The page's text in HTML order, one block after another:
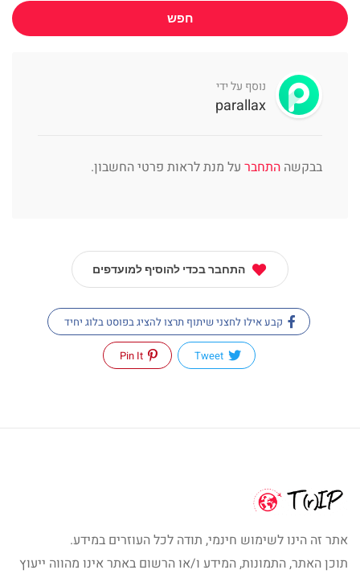
חפש
נוסף על ידי
parallax
בבקשה התחבר על מנת לראות פרטי החשבון.
התחבר בכדי להוסיף למועדפים
קבע אילו לחצני שיתוף תרצו להציג בפוסט בלוג יחיד
Tweet
Pin It
אתר זה הינו לשימוש חינמי, תודה לכל העוזרים במידע.
תוכן האתר, התמונות, המידע ו/או הרשום באתר אינו מהווה ייעוץ